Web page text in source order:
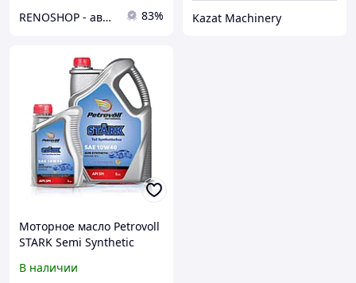
RENOSHOP - автозапчасти, тюнинг и аксессуары для автомобилей Renault, Largus, X-Ray, Vesta. 83% Kazat Machinery
Моторное масло Petrovoll
STARK Semi Synthetic
В наличии